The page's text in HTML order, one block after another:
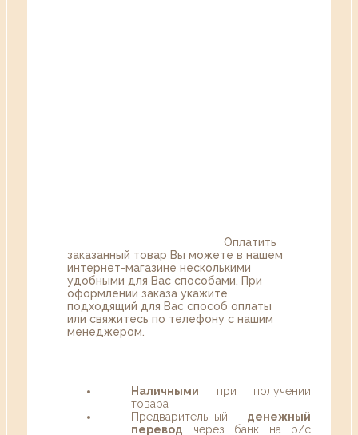
Оплатить
заказанный товар Вы можете в нашем
интернет-магазине несколькими
удобными для Вас способами. При
оформлении заказа укажите
подходящий для Вас способ оплаты
или свяжитесь по телефону с нашим
менеджером.
Наличными при получении
товара
Предварительный денежный
перевод через банк на р/с